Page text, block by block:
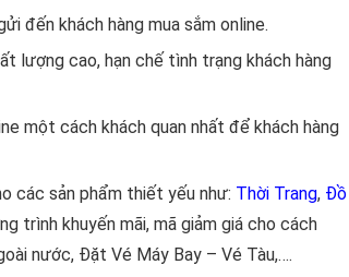
đến khách hàng mua sắm online.
lượng cao, hạn chế tình trạng khách hàng
một cách khách quan nhất để khách hàng
các sản phẩm thiết yếu như: Thời Trang, Đồ
trình khuyến mãi, mã giảm giá cho cách
nước, Đặt Vé Máy Bay – Vé Tàu,….